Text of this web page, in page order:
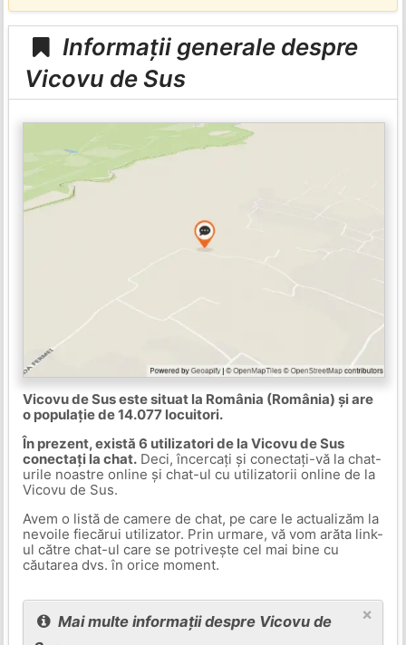
Informații generale despre
Vicovu de Sus
Vicovu de Sus este situat la România (România) și are
o populație de 14.077 locuitori.
În prezent, există 6 utilizatori de la Vicovu de Sus
conectați la chat.Deci, încercați și conectați-vă la chat-
urile noastre online și chat-ul cu utilizatorii online de la
Vicovu de Sus.
Avem o listă de camere de chat, pe care le actualizăm la
nevoile fiecărui utilizator. Prin urmare, vă vom arăta link-
ul către chat-ul care se potrivește cel mai bine cu
căutarea dvs. în orice moment.
×
Mai multe informații despre Vicovu de